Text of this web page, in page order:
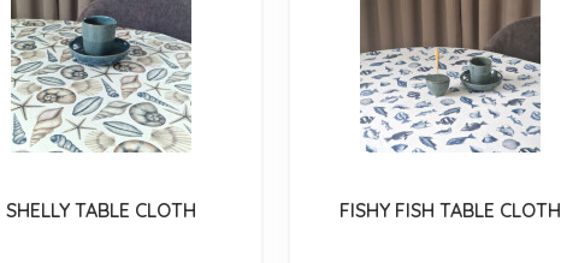
SHELLY TABLE CLOTH FISHY FISH TABLE CLOTH